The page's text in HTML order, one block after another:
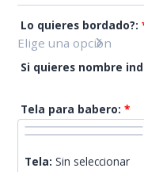
Lo quieres bordado?:
Medida
Peso
54cm
4kg
Si quieres nombre
Tela para babero: *
Tela: Sin seleccionar